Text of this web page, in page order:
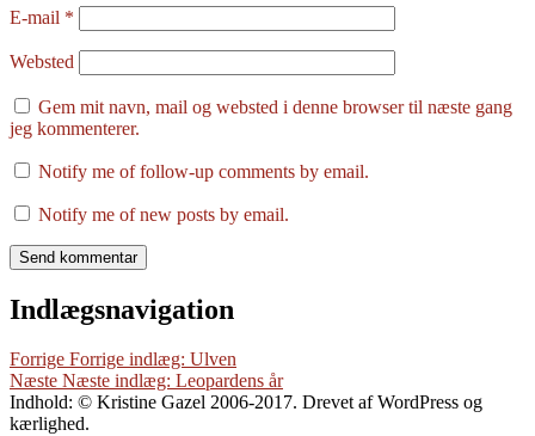
E-mail *
Websted
Gem mit navn, mail og websted i denne browser til næste gang
jeg kommenterer.
Notify me of follow-up comments by email.
Notify me of new posts by email.
Indlægsnavigation
Forrige Forrige indlæg: Ulven
Næste Næste indlæg: Leopardens år
Indhold: © Kristine Gazel 2006-2017. Drevet af WordPress og
kærlighed.